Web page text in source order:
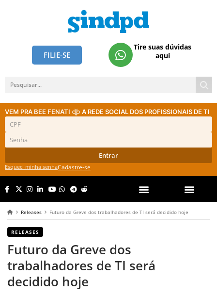
FILIE-SE
Tire suas dúvidas
aqui
VEM PRA BEE FENATI A REDE SOCIAL DOS PROFISSIONAIS DE TI
Entrar
Esqueci minha senhaCadastre-se
Releases Futuro da Greve dos trabalhadores de TI será decidido hoje
RELEASES
Futuro da Greve dos
trabalhadores de TI será
decidido hoje